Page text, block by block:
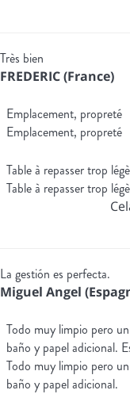
Très bien
FREDERIC (France)
Emplacement, propreté
Emplacement, propreté
Table à repasser trop
Table à repasser trop
La gestión es perfecta.
Miguel Angel
Todo muy limpio pero
baño y papel adicional.
Todo muy limpio pero
baño y papel adicional.